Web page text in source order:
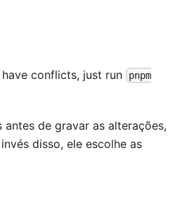
have conflicts, just run pnpm
de gravar as alterações,
disso, ele escolhe as